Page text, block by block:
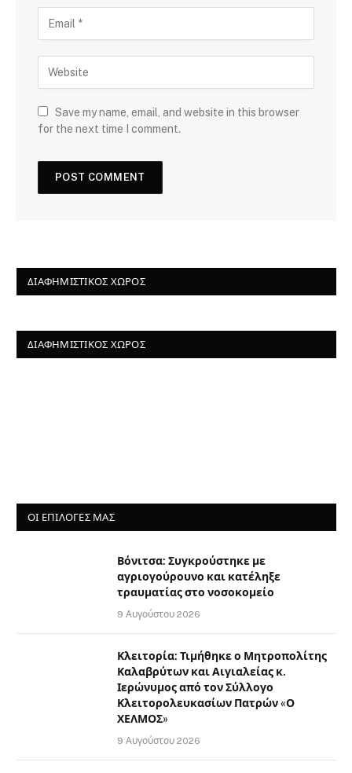
Save my name, email, and website in this browser
for the next time I comment.
ΔΙΑΦΗΜΙΣΤΙΚΌΣ ΧΏΡΟΣ
ΔΙΑΦΗΜΙΣΤΙΚΌΣ ΧΏΡΟΣ
ΟΙ ΕΠΙΛΟΓΈΣ ΜΑΣ
Βόνιτσα: Συγκρούστηκε με
αγριογούρουνο και κατέληξε
τραυματίας στο νοσοκομείο
9 Αυγούστου 2026
Κλειτορία: Τιμήθηκε ο Μητροπολίτης
Καλαβρύτων και Αιγιαλείας κ.
Ιερώνυμος από τον Σύλλογο
Κλειτορολευκασίων Πατρών «Ο
ΧΕΛΜΟΣ»
9 Αυγούστου 2026